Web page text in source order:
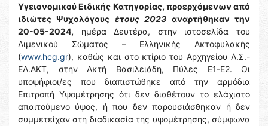
Υγειονομικού Ειδικής Κατηγορίας, προερχόμενων από
ιδιώτες Ψυχολόγους έτους 2023 αναρτήθηκαν την
20-05-2024, ημέρα Δευτέρα, στην ιστοσελίδα του
Λιμενικού Σώματος – Ελληνικής Ακτοφυλακής
(www.hcg.gr), καθώς και στο κτίριο του Αρχηγείου Λ.Σ.-
ΕΛ.ΑΚΤ, στην Ακτή Βασιλειάδη, Πύλες Ε1-Ε2. Οι
υποψήφιοι/ες που διαπιστώθηκε από την αρμόδια
Επιτροπή Υψομέτρησης ότι δεν διαθέτουν το ελάχιστο
απαιτούμενο ύψος, ή που δεν παρουσιάσθηκαν ή δεν
συμμετείχαν στη διαδικασία της υψομέτρησης, σύμφωνα